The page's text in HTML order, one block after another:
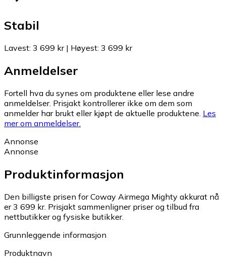
Stabil
Lavest: 3 699 kr| Høyest: 3 699 kr
Anmeldelser
Fortell hva du synes om produktene eller lese andre
anmeldelser. Prisjakt kontrollerer ikke om dem som
anmelder har brukt eller kjøpt de aktuelle produktene. Les
mer om anmeldelser.
Annonse
Annonse
Produktinformasjon
Den billigste prisen for Coway Airmega Mighty akkurat nå
er 3 699 kr. Prisjakt sammenligner priser og tilbud fra
nettbutikker og fysiske butikker.
Grunnleggende informasjon
Produktnavn